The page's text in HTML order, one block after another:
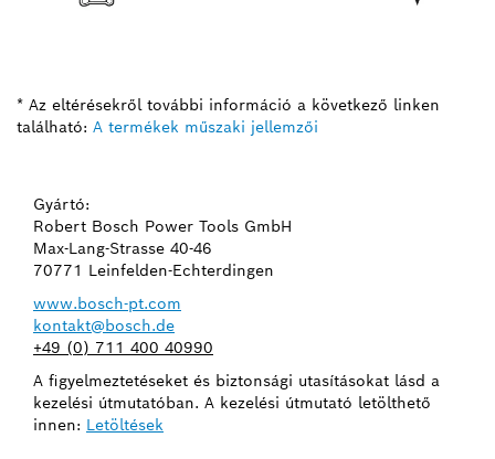
* Az eltérésekről további információ a következő linken
található: A termékek műszaki jellemzői
Gyártó:
Robert Bosch Power Tools GmbH
Max-Lang-Strasse 40-46
70771 Leinfelden-Echterdingen
www.bosch-pt.com
kontakt@bosch.de
+49 (0) 711 400 40990
A figyelmeztetéseket és biztonsági utasításokat lásd a
kezelési útmutatóban. A kezelési útmutató letölthető
innen: Letöltések